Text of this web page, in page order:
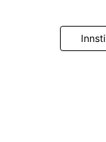
Adjust GmbH,
Communications
Ltd, RTB-House